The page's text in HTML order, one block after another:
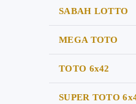
SABAH LOTTO
MEGA TOTO
TOTO 6x42
SUPER TOTO